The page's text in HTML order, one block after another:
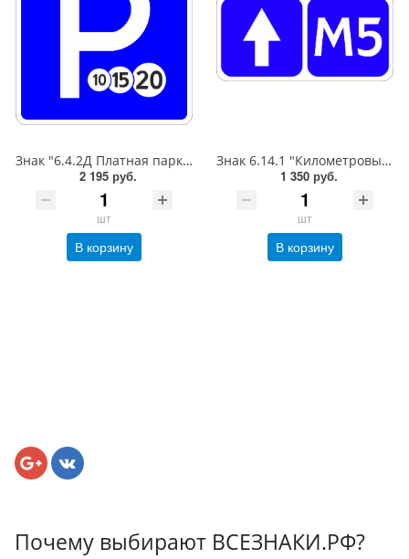
Знак "6.4.2Д Платная парковка для автотранспорта»,B=700Тип А (la) Инженерная (5 лет)металл 0.8 мм
2 195 руб.
шт
В корзину
Знак 6.14.1 "Километровый знак",350*700Тип А (1б) Микропризм. (7-9 лет)металл 0.8 мм
1 350 руб.
шт
В корзину
Почему выбирают ВСЕЗНАКИ.РФ?